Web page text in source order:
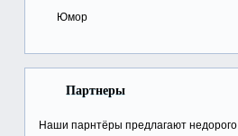
Юмор
Партнеры
Наши парнтёры предлагают недорого